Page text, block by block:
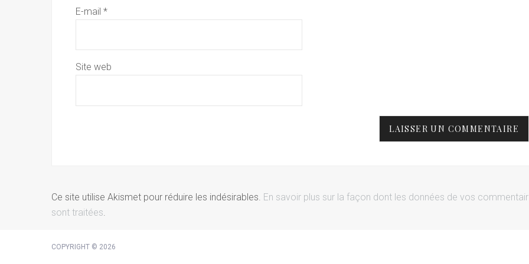
E-mail *
Site web
Ce site utilise Akismet pour réduire les indésirables. En savoir plus sur la façon dont les données de vos
sont traitées.
COPYRIGHT © 2026